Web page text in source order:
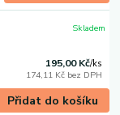
195,00 Kč/ks
174,11 Kč bez DPH
Skladem
Přidat do košíku